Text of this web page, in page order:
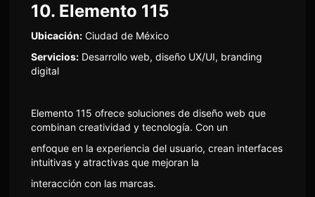
10. Elemento 115
Ubicación:Ciudad de México
Servicios:Desarrollo web, diseño UX/UI, branding
digital
Elemento 115 ofrece soluciones de diseño web que
combinan creatividad y tecnología. Con un
enfoque en la experiencia del usuario, crean interfaces
intuitivas y atractivas que mejoran la
interacción con las marcas.